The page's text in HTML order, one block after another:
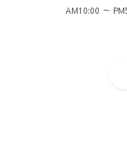
AM10:00 ～